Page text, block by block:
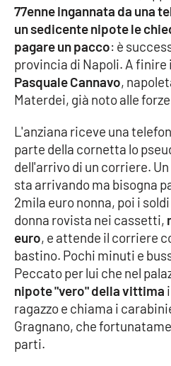
VIDEO
Ambiente
Cultura
Economia e Lavoro
Politica
Sanità
Società
Sport
77enne ingannata da una
un sedicente nipote le
pagare un pacco: è
provincia di Napoli. A
Pasquale Cannavo,
Materdei, già noto alle
L'anziana riceve una
parte della cornetta lo
dell'arrivo di un corriere.
sta arrivando ma bisogna
2mila euro nonna, poi i
donna rovista nei cassetti,
euro, e attende il corriere
bastino. Pochi minuti e
Peccato per lui che nel
nipote "vero" della vittima
ragazzo e chiama i
Gragnano, che
parti.